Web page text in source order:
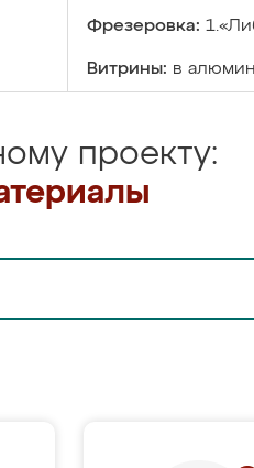
Фрезеровка:
Витрины: в
проекту: